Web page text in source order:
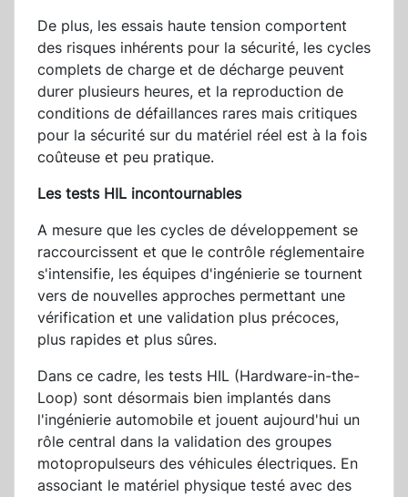
De plus, les essais haute tension comportent
des risques inhérents pour la sécurité, les cycles
complets de charge et de décharge peuvent
durer plusieurs heures, et la reproduction de
conditions de défaillances rares mais critiques
pour la sécurité sur du matériel réel est à la fois
coûteuse et peu pratique.
Les tests HIL incontournables
A mesure que les cycles de développement se
raccourcissent et que le contrôle réglementaire
s'intensifie, les équipes d'ingénierie se tournent
vers de nouvelles approches permettant une
vérification et une validation plus précoces,
plus rapides et plus sûres.
Dans ce cadre, les tests HIL (Hardware-in-the-
Loop) sont désormais bien implantés dans
l'ingénierie automobile et jouent aujourd'hui un
rôle central dans la validation des groupes
motopropulseurs des véhicules électriques. En
associant le matériel physique testé avec des